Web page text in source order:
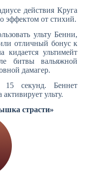
действия Круга
эффектом от стихий.
ульту Бенни,
отличный бонус к
кидается ультимейт
битвы вальяжной
дамагер.
15 секунд. Беннет
ульту.
страсти»